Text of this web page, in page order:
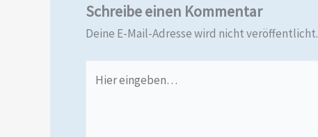
Schreibe einen Kommentar
Deine E-Mail-Adresse wird nicht veröffentlicht.
eingeben…